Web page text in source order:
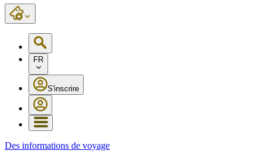
FR
S'inscrire
Des informations de voyage